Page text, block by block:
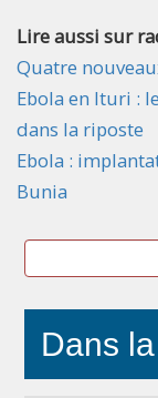
Lire aussi sur
Quatre
Ebola en Ituri :
dans la riposte
Ebola :
Bunia
Dans